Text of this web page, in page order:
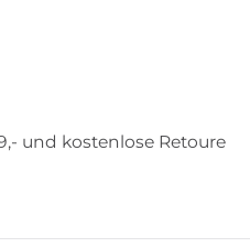
und kostenlose Retoure